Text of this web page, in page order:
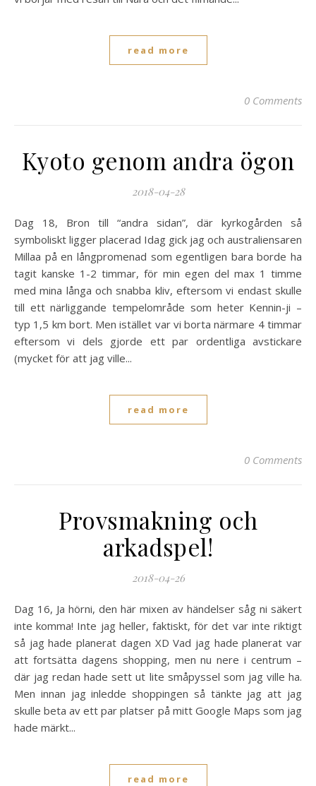
read more
0 Comments
Kyoto genom andra ögon
2018-04-28
Dag 18, Bron till “andra sidan”, där kyrkogården så
symboliskt ligger placerad Idag gick jag och australiensaren
Millaa på en långpromenad som egentligen bara borde ha
tagit kanske 1-2 timmar, för min egen del max 1 timme
med mina långa och snabba kliv, eftersom vi endast skulle
till ett närliggande tempelområde som heter Kennin-ji –
typ 1,5 km bort. Men istället var vi borta närmare 4 timmar
eftersom vi dels gjorde ett par ordentliga avstickare
(mycket för att jag ville...
read more
0 Comments
Provsmakning och
arkadspel!
2018-04-26
Dag 16, Ja hörni, den här mixen av händelser såg ni säkert
inte komma! Inte jag heller, faktiskt, för det var inte riktigt
så jag hade planerat dagen XD Vad jag hade planerat var
att fortsätta dagens shopping, men nu nere i centrum –
där jag redan hade sett ut lite småpyssel som jag ville ha.
Men innan jag inledde shoppingen så tänkte jag att jag
skulle beta av ett par platser på mitt Google Maps som jag
hade märkt...
read more